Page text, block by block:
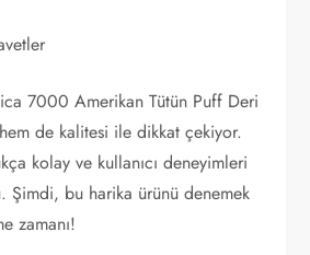
7000 Amerikan Tütün Puff Deri
hem de kalitesi ile dikkat çekiyor.
kolay ve kullanıcı deneyimleri
Şimdi, bu harika ürünü denemek
zamanı!